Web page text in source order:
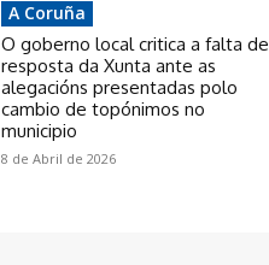
A Coruña
O goberno local critica a falta de
resposta da Xunta ante as
alegacións presentadas polo
cambio de topónimos no
municipio
8 de Abril de 2026